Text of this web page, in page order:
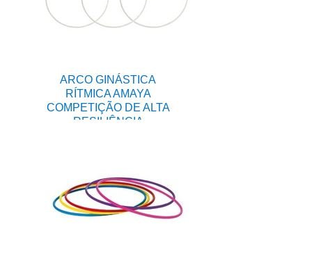
ARCO GINÁSTICA
RÍTMICA AMAYA
COMPETIÇÃO DE ALTA
RESILIÊNCIA